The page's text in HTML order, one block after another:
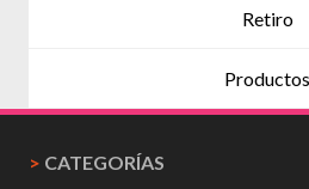
Retiro
Productos
> CATEGORÍAS